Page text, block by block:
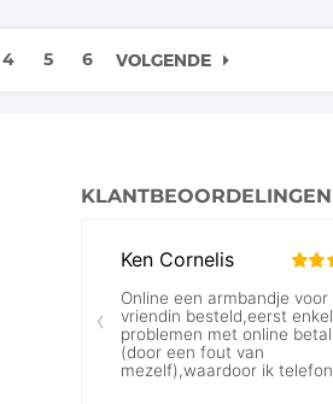
4 5 6 VOLGENDE
KLANTBEOORDELINGEN